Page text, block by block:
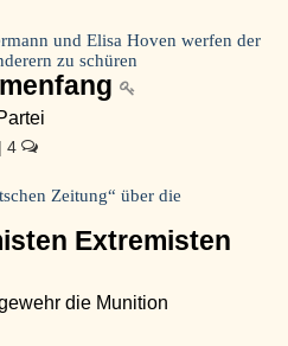
und Elisa Hoven werfen der
zu schüren
| 4
Zeitung“ über die
Extremisten
die Munition